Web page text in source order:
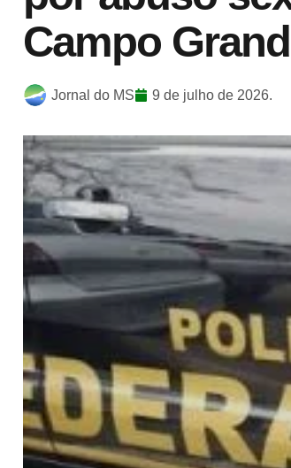
Campo
Jornal do MS 9 de julho de 2026.